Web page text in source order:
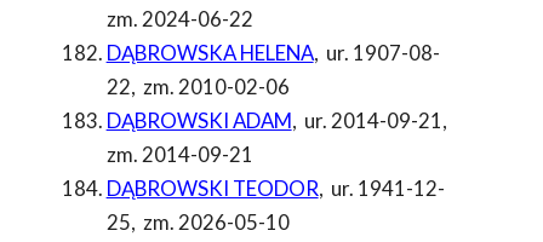
zm. 2024-06-22
DĄBROWSKA HELENA, ur. 1907-08-
22, zm. 2010-02-06
DĄBROWSKI ADAM, ur. 2014-09-21,
zm. 2014-09-21
DĄBROWSKI TEODOR, ur. 1941-12-
25, zm. 2026-05-10